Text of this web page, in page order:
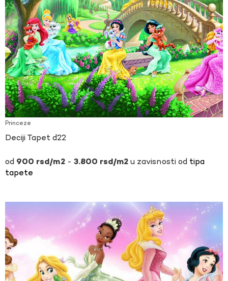
Princeze
Deciji Tapet d22
900 rsd - 3.800 rsd u zavisnosti od tipa
tapete